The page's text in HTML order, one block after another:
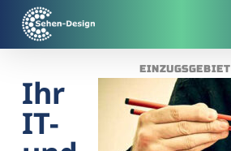
main
EINZUGSGEBIET
Ihr
IT-